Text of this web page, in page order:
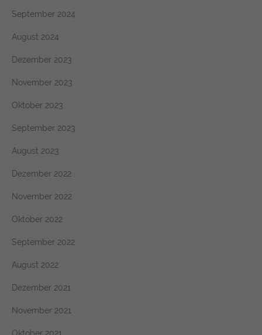
September 2024
August 2024
Dezember 2023
November 2023
Oktober 2023
September 2023
August 2023
Dezember 2022
November 2022
Oktober 2022
September 2022
August 2022
Dezember 2021
November 2021